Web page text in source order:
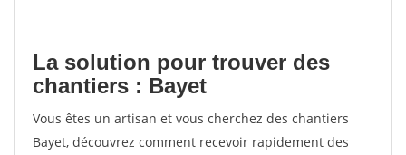
La solution pour trouver des
chantiers : Bayet
Vous êtes un artisan et vous cherchez des chantiers
Bayet, découvrez comment recevoir rapidement des